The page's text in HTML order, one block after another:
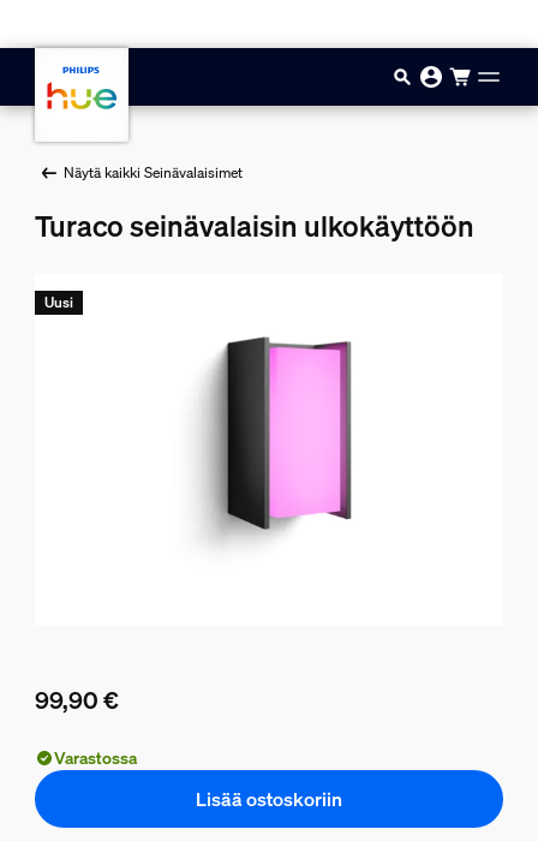
Näytä kaikki Seinävalaisimet
Turaco seinävalaisin ulkokäyttöön
99,90 €
Uusi
Varastossa
Lisää ostoskoriin